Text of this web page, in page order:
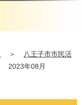
＞
八王子市市民活
2023年08月